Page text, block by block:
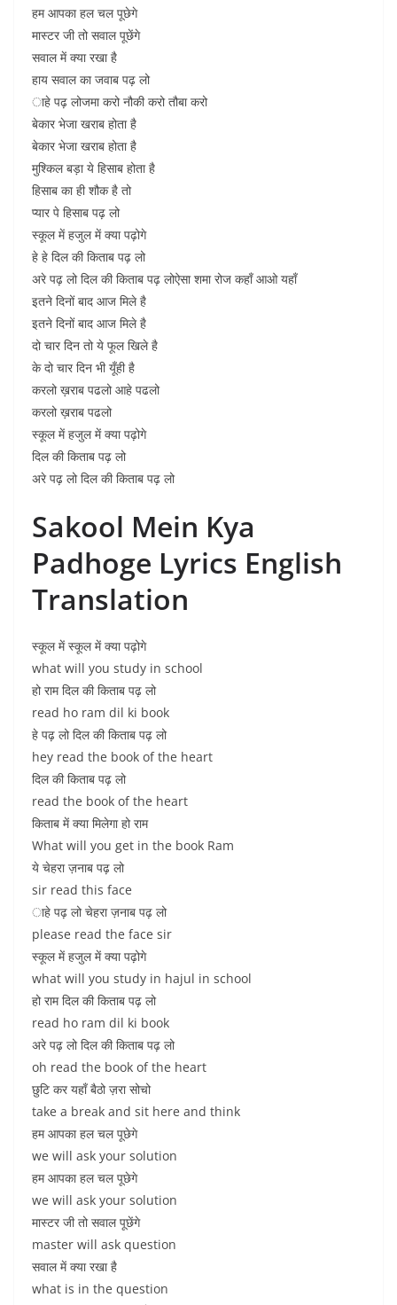
हम आपका हल चल पूछेगे
मास्टर जी तो सवाल पूछेंगे
सवाल में क्या रखा है
हाय सवाल का जवाब पढ़ लो
ाहे पढ़ लोजमा करो नौकी करो तौबा करो
बेकार भेजा खराब होता है
बेकार भेजा खराब होता है
मुश्किल बड़ा ये हिसाब होता है
हिसाब का ही शौक है तो
प्यार पे हिसाब पढ़ लो
स्कूल में हजुल में क्या पढ़ोगे
हे हे दिल की किताब पढ़ लो
अरे पढ़ लो दिल की किताब पढ़ लोऐसा शमा रोज कहाँ आओ यहाँ
इतने दिनों बाद आज मिले है
इतने दिनों बाद आज मिले है
दो चार दिन तो ये फूल खिले है
के दो चार दिन भी यूँही है
करलो ख़राब पढलो आहे पढलो
करलो ख़राब पढलो
स्कूल में हजुल में क्या पढ़ोगे
दिल की किताब पढ़ लो
अरे पढ़ लो दिल की किताब पढ़ लो
Sakool Mein Kya
Padhoge Lyrics English
Translation
स्कूल में स्कूल में क्या पढ़ोगे
what will you study in school
हो राम दिल की किताब पढ़ लो
read ho ram dil ki book
हे पढ़ लो दिल की किताब पढ़ लो
hey read the book of the heart
दिल की किताब पढ़ लो
read the book of the heart
किताब में क्या मिलेगा हो राम
What will you get in the book Ram
ये चेहरा ज़नाब पढ़ लो
sir read this face
ाहे पढ़ लो चेहरा ज़नाब पढ़ लो
please read the face sir
स्कूल में हजुल में क्या पढ़ोगे
what will you study in hajul in school
हो राम दिल की किताब पढ़ लो
read ho ram dil ki book
अरे पढ़ लो दिल की किताब पढ़ लो
oh read the book of the heart
छुटि कर यहाँ बैठो ज़रा सोचो
take a break and sit here and think
हम आपका हल चल पूछेगे
we will ask your solution
हम आपका हल चल पूछेगे
we will ask your solution
मास्टर जी तो सवाल पूछेंगे
master will ask question
सवाल में क्या रखा है
what is in the question